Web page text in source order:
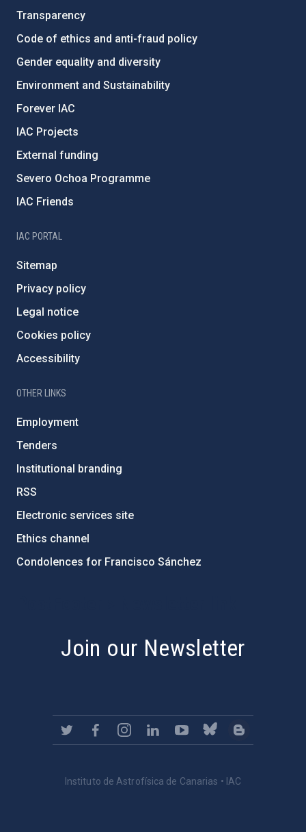
Transparency
Code of ethics and anti-fraud policy
Gender equality and diversity
Environment and Sustainability
Forever IAC
IAC Projects
External funding
Severo Ochoa Programme
IAC Friends
IAC PORTAL
Sitemap
Privacy policy
Legal notice
Cookies policy
Accessibility
OTHER LINKS
Employment
Tenders
Institutional branding
RSS
Electronic services site
Ethics channel
Condolences for Francisco Sánchez
Join our Newsletter
Instituto de Astrofísica de Canarias • IAC